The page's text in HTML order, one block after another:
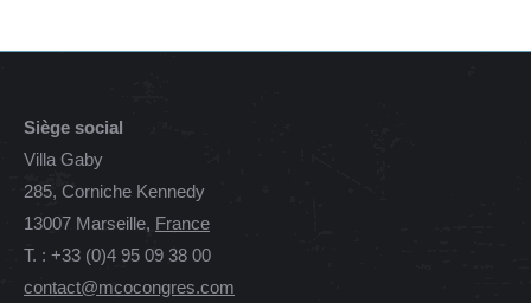
Siège social
Villa Gaby
285, Corniche Kennedy
13007 Marseille, France
T. : +33 (0)4 95 09 38 00
contact@mcocongres.com